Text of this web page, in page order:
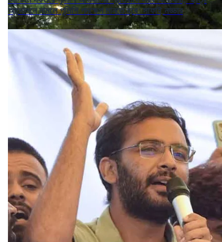
আন্দোলনে নামলে পুলিশি পদক্ষেপ মানতে হবে' সাফাই নড্ডার